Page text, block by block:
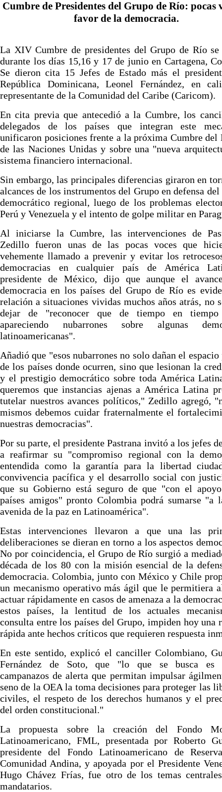
Cumbre de Presidentes del Grupo de Río: pocas
favor de la democracia.
La XIV Cumbre de presidentes del Grupo de Río se
durante los días 15,16 y 17 de junio en Cartagena,
Se dieron cita 15 Jefes de Estado más el
República Dominicana, Leonel Fernández, en
representante de la Comunidad del Caribe (Caricom).
En cita previa que antecedió a la Cumbre, los
delegados de los países que integran este
unificaron posiciones frente a la próxima Cumbre
de las Naciones Unidas y sobre una "nueva
sistema financiero internacional.
Sin embargo, las principales diferencias giraron en
alcances de los instrumentos del Grupo en defensa del
democrático regional, luego de los problemas
Perú y Venezuela y el intento de golpe militar en
Al iniciarse la Cumbre, las intervenciones de
Zedillo fueron unas de las pocas voces que
vehemente llamado a prevenir y evitar los
democracias en cualquier país de América
presidente de México, dijo que aunque el
democracia en los países del Grupo de Río es
relación a situaciones vividas muchos años atrás, no
dejar de "reconocer que de tiempo en tiempo
apareciendo nubarrones sobre algunas
latinoamericanas".
Añadió que "esos nubarrones no solo dañan el
de los países donde ocurren, sino que lesionan la
y el prestigio democrático sobre toda América
queremos que instancias ajenas a América Latina
tutelar nuestros avances políticos," Zedillo agregó,
mismos debemos cuidar fraternalmente el
nuestras democracias".
Por su parte, el presidente Pastrana invitó a los jefes
a reafirmar su "compromiso regional con la
entendida como la garantía para la libertad
convivencia pacífica y el desarrollo social con
que su Gobierno está seguro de que "con el
países amigos" pronto Colombia podrá sumarse "a
avenida de la paz en Latinoamérica".
Estas intervenciones llevaron a que una las
deliberaciones se dieran en torno a los aspectos
No por coincidencia, el Grupo de Río surgió a
década de los 80 con la misión esencial de la
democracia. Colombia, junto con México y Chile
un mecanismo operativo más ágil que le permitiera
actuar rápidamente en casos de amenaza a la
estos países, la lentitud de los actuales
consulta entre los países del Grupo, impiden hoy una
rápida ante hechos críticos que requieren respuesta
En este sentido, explicó el canciller Colombiano,
Fernández de Soto, que "lo que se busca es
campanazos de alerta que permitan impulsar
seno de la OEA la toma decisiones para proteger las
civiles, el respeto de los derechos humanos y el
del orden constitucional."
La propuesta sobre la creación del Fondo
Latinoamericano, FML, presentada por Roberto
presidente del Fondo Latinoamericano de
Comunidad Andina, y apoyada por el Presidente
Hugo Chávez Frías, fue otro de los temas
mandatarios.